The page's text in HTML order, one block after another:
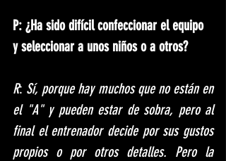
P: ¿Ha sido difícil confeccionar el equipo
y seleccionar a unos niños o a otros?
R: Sí, porque hay muchos que no están en
el "A" y pueden estar de sobra, pero al
final el entrenador decide por sus gustos
propios o por otros detalles. Pero la